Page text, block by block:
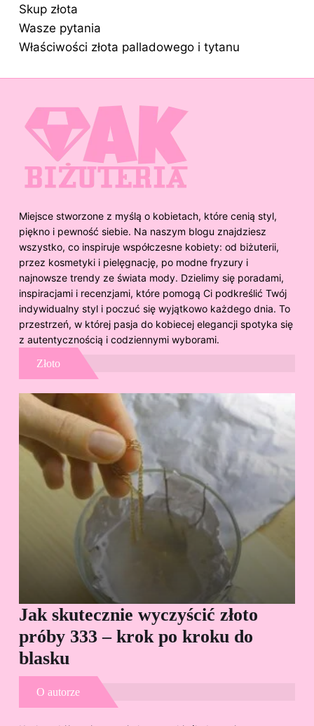
Skup złota
Wasze pytania
Właściwości złota palladowego i tytanu
Miejsce stworzone z myślą o kobietach, które cenią styl,
piękno i pewność siebie. Na naszym blogu znajdziesz
wszystko, co inspiruje współczesne kobiety: od biżuterii,
przez kosmetyki i pielęgnację, po modne fryzury i
najnowsze trendy ze świata mody. Dzielimy się poradami,
inspiracjami i recenzjami, które pomogą Ci podkreślić Twój
indywidualny styl i poczuć się wyjątkowo każdego dnia. To
przestrzeń, w której pasja do kobiecej elegancji spotyka się
z autentycznością i codziennymi wyborami.
Złoto
Jak skutecznie wyczyścić złoto
próby 333 – krok po kroku do
blasku
O autorze